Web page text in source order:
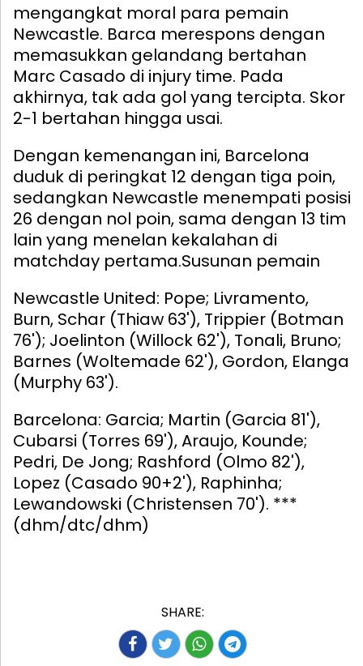
mengangkat moral para pemain
Newcastle. Barca merespons dengan
memasukkan gelandang bertahan
Marc Casado di injury time. Pada
akhirnya, tak ada gol yang tercipta. Skor
2-1 bertahan hingga usai.
Dengan kemenangan ini, Barcelona
duduk di peringkat 12 dengan tiga poin,
sedangkan Newcastle menempati posisi
26 dengan nol poin, sama dengan 13 tim
lain yang menelan kekalahan di
matchday pertama.Susunan pemain
Newcastle United: Pope; Livramento,
Burn, Schar (Thiaw 63'), Trippier (Botman
76'); Joelinton (Willock 62'), Tonali, Bruno;
Barnes (Woltemade 62'), Gordon, Elanga
(Murphy 63').
Barcelona: Garcia; Martin (Garcia 81'),
Cubarsi (Torres 69'), Araujo, Kounde;
Pedri, De Jong; Rashford (Olmo 82'),
Lopez (Casado 90+2'), Raphinha;
Lewandowski (Christensen 70'). ***
(dhm/dtc/dhm)
SHARE: